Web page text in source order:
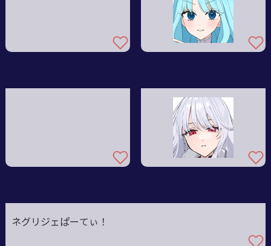
ネグリジェぱーてぃ！